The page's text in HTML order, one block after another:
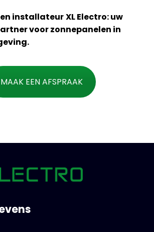
installateurXL Electro: uw
voor zonnepanelen in
MAAK EEN AFSPRAAK